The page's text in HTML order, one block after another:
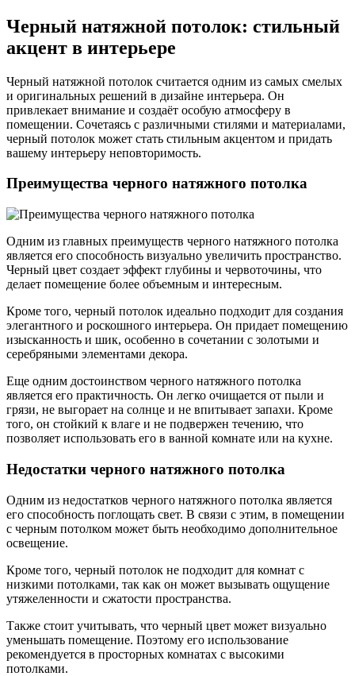
Черный натяжной потолок: стильный
акцент в интерьере
Черный натяжной потолок считается одним из самых смелых
и оригинальных решений в дизайне интерьера. Он
привлекает внимание и создаёт особую атмосферу в
помещении. Сочетаясь с различными стилями и материалами,
черный потолок может стать стильным акцентом и придать
вашему интерьеру неповторимость.
Преимущества черного натяжного потолка
Одним из главных преимуществ черного натяжного потолка
является его способность визуально увеличить пространство.
Черный цвет создает эффект глубины и червоточины, что
делает помещение более объемным и интересным.
Кроме того, черный потолок идеально подходит для создания
элегантного и роскошного интерьера. Он придает помещению
изысканность и шик, особенно в сочетании с золотыми и
серебряными элементами декора.
Еще одним достоинством черного натяжного потолка
является его практичность. Он легко очищается от пыли и
грязи, не выгорает на солнце и не впитывает запахи. Кроме
того, он стойкий к влаге и не подвержен течению, что
позволяет использовать его в ванной комнате или на кухне.
Недостатки черного натяжного потолка
Одним из недостатков черного натяжного потолка является
его способность поглощать свет. В связи с этим, в помещении
с черным потолком может быть необходимо дополнительное
освещение.
Кроме того, черный потолок не подходит для комнат с
низкими потолками, так как он может вызывать ощущение
утяжеленности и сжатости пространства.
Также стоит учитывать, что черный цвет может визуально
уменьшать помещение. Поэтому его использование
рекомендуется в просторных комнатах с высокими
потолками.